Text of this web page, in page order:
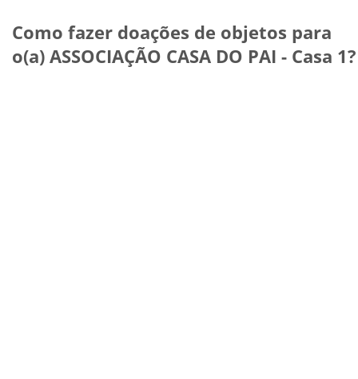
Como fazer doações de objetos para
o(a) ASSOCIAÇÃO CASA DO PAI - Casa 1?